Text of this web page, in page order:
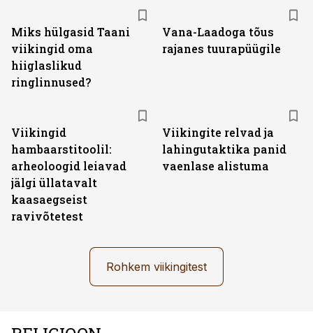
Miks hülgasid Taani
viikingid oma
hiiglaslikud
ringlinnused?
Vana-Laadoga tõus
rajanes tuurapüügile
Viikingid
hambaarstitoolil:
arheoloogid leiavad
jälgi üllatavalt
kaasaegseist
ravivõtetest
Viikingite relvad ja
lahingutaktika panid
vaenlase alistuma
Rohkem viikingitest